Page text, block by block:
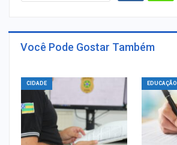
Você Pode Gostar Também
CIDADE EDUCAÇÃO